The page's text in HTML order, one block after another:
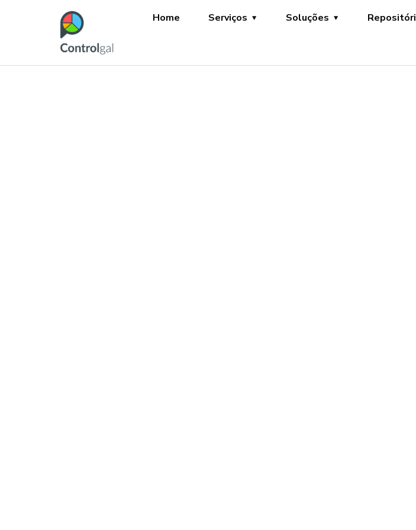
Home Serviços Soluções